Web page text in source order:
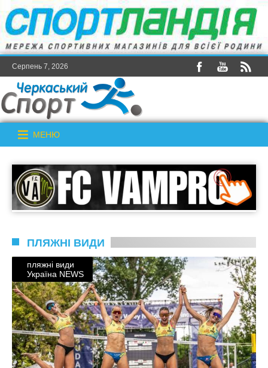
Серпень 7, 2026
МЕНЮ
ПЛЯЖНІ ВИДИ
пляжні види
Україна NEWS